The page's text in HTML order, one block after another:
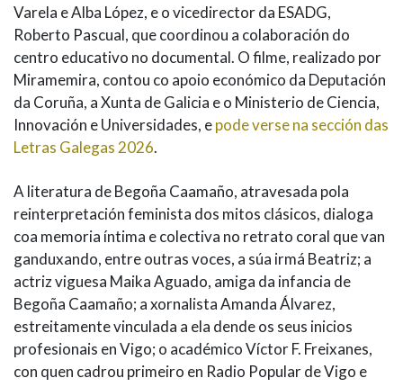
Varela e Alba López, e o vicedirector da ESADG,
Roberto Pascual, que coordinou a colaboración do
centro educativo no documental. O filme, realizado por
Miramemira, contou co apoio económico da Deputación
da Coruña, a Xunta de Galicia e o Ministerio de Ciencia,
Innovación e Universidades, epode verse na sección das
Letras Galegas 2026.
A literatura de Begoña Caamaño, atravesada pola
reinterpretación feminista dos mitos clásicos, dialoga
coa memoria íntima e colectiva no retrato coral que van
ganduxando, entre outras voces, a súa irmá Beatriz; a
actriz viguesa Maika Aguado, amiga da infancia de
Begoña Caamaño; a xornalista Amanda Álvarez,
estreitamente vinculada a ela dende os seus inicios
profesionais en Vigo; o académico Víctor F. Freixanes,
con quen cadrou primeiro en Radio Popular de Vigo e